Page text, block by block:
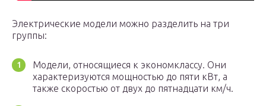
Электрические модели можно разделить на три
группы:
Модели, относящиеся к экономклассу. Они
характеризуются мощностью до пяти кВт, а
также скоростью от двух до пятнадцати км/ч.